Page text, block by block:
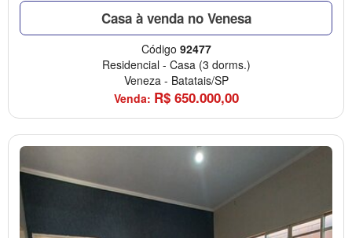
Casa à venda no Venesa
Código 92477
Residencial - Casa (3 dorms.)
Veneza - Batatais/SP
Venda: R$ 650.000,00